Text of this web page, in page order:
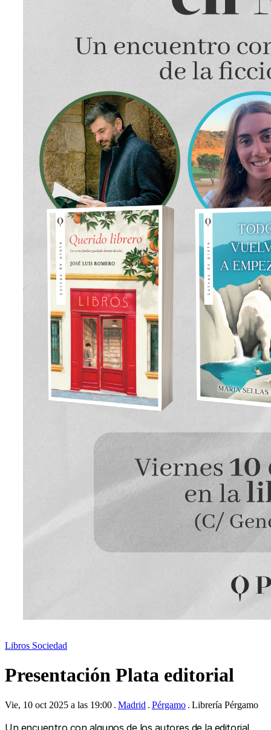
Libros Sociedad
Presentación Plata editorial
Vie, 10 oct 2025 a las 19:00 Madrid Pérgamo Librería Pérgamo
Un encuentro con algunos de los autores de la editorial